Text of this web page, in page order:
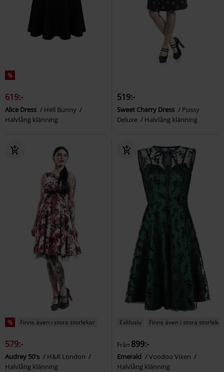
%
619:-
Alice Dress
Hell Bunny
Halvlång klänning
519:-
Sweet Cherry Dress
Pussy
Deluxe
Halvlång klänning
% Finns även i stora storlekar
579:-
Audrey 50's
H&R London
Halvlång klänning
Exklusiv Finns även i stora storlekar
Från 899:-
Emerald
Voodoo Vixen
Halvlång klänning